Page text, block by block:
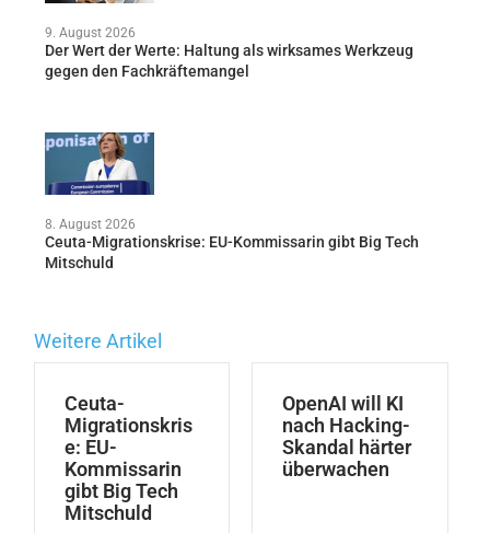
9. August 2026
Der Wert der Werte: Haltung als wirksames Werkzeug
gegen den Fachkräftemangel
8. August 2026
Ceuta-Migrationskrise: EU-Kommissarin gibt Big Tech
Mitschuld
Weitere Artikel
Ceuta-
Migrationskris
e: EU-
Kommissarin
gibt Big Tech
Mitschuld
OpenAI will KI
nach Hacking-
Skandal härter
überwachen